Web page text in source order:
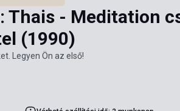
Thais - Meditation
(1990)
Legyen Ön az első!